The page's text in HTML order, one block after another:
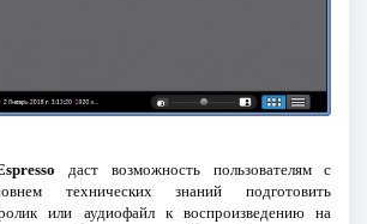
даст возможность пользователям с
технических знаний подготовить
или аудиофайл к воспроизведению на